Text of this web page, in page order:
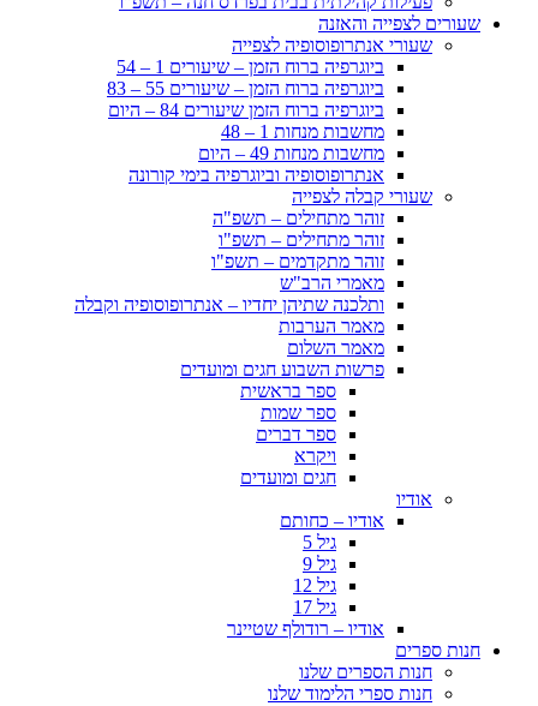
שעורים לצפייה והאזנה
שעורי אנתרופוסופיה לצפייה
ביוגרפיה ברוח הזמן – שיעורים 1 – 54
ביוגרפיה ברוח הזמן – שיעורים 55 – 83
ביוגרפיה ברוח הזמן שיעורים 84 – היום
מחשבות מנחות 1 – 48
מחשבות מנחות 49 – היום
אנתרופוסופיה וביוגרפיה בימי קורונה
שעורי קבלה לצפייה
זוהר מתחילים – תשפ"ה
זוהר מתחילים – תשפ"ו
זוהר מתקדמים – תשפ"ו
מאמרי הרב"ש
ותלכנה שתיהן יחדיו – אנתרופוסופיה וקבלה
מאמר הערבות
מאמר השלום
פרשות השבוע חגים ומועדים
ספר בראשית
ספר שמות
ספר דברים
ויקרא
חגים ומועדים
אודיו
אודיו – כחותם
גיל 5
גיל 9
גיל 12
גיל 17
אודיו – רודולף שטיינר
חנות ספרים
חנות הספרים שלנו
חנות ספרי הלימוד שלנו